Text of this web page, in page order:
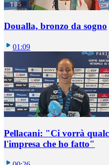
Doualla, bronzo da sogno
01:09
Pellacani: "Ci vorrà
l'impresa che ho fatto"